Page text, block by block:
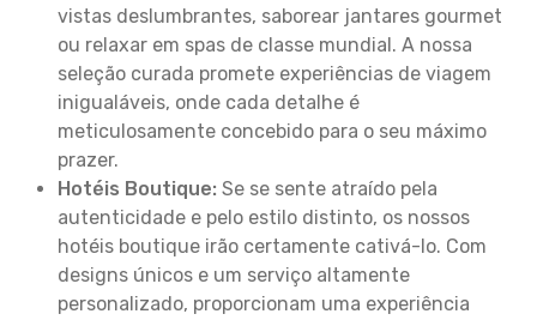
vistas deslumbrantes, saborear jantares gourmet
ou relaxar em spas de classe mundial. A nossa
seleção curada promete experiências de viagem
inigualáveis, onde cada detalhe é
meticulosamente concebido para o seu máximo
prazer.
Hotéis Boutique: Se se sente atraído pela
autenticidade e pelo estilo distinto, os nossos
hotéis boutique irão certamente cativá-lo. Com
designs únicos e um serviço altamente
personalizado, proporcionam uma experiência